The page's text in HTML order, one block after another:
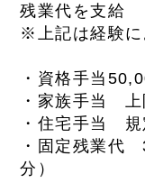
残業代を支給
※上記は経験に
・資格手当
・家族手当
・住宅手当 規
・固定残業代
分）